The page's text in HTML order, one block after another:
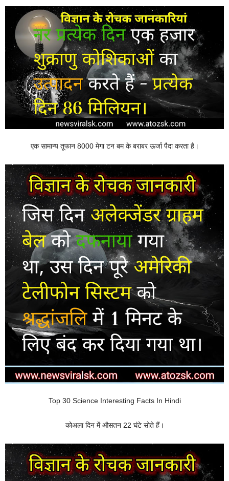
एक सामान्य तूफान 8000 मेगा टन बम के बराबर ऊर्जा पैदा करता है।
Top 30 Science Interesting Facts In Hindi
कोअला दिन में औसतन 22 घंटे सोते हैं।